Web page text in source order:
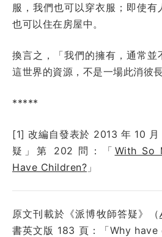
服，我們也可以穿衣服；即使有
也可以住在房屋中。
換言之，「我們的擁有，通常並
這世界的資源，不是一場此消彼長
*****
[1] 改編自發表於 2013 年 10
疑」第 202 問：「 With So
Have Children? 」
原文刊載於《派博牧師答疑》（
書英文版 183 頁：「Why